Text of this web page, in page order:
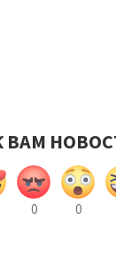
ВАМ
0 0